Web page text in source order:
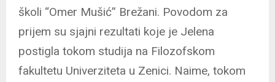
školi “Omer Mušić” Brežani. Povodom za
prijem su sjajni rezultati koje je Jelena
postigla tokom studija na Filozofskom
fakultetu Univerziteta u Zenici. Naime, tokom